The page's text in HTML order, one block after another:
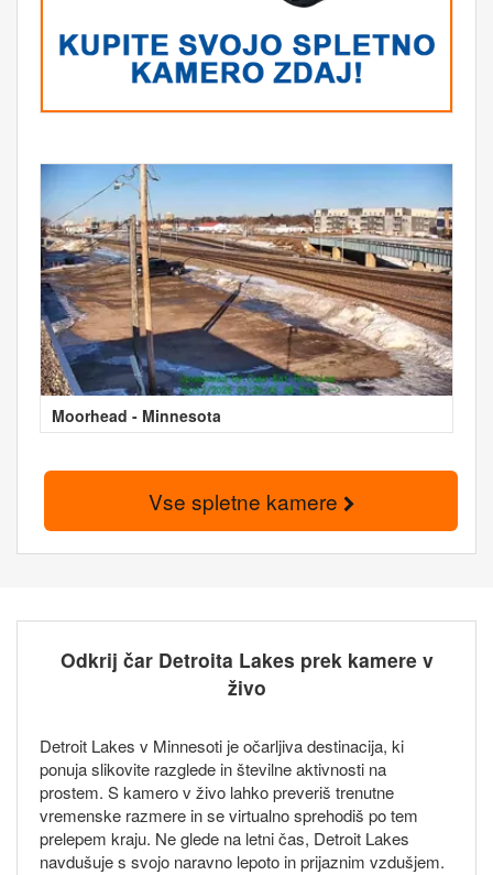
Moorhead - Minnesota
Vse spletne kamere
Odkrij čar Detroita Lakes prek kamere v
živo
Detroit Lakes v Minnesoti je očarljiva destinacija, ki
ponuja slikovite razglede in številne aktivnosti na
prostem. S kamero v živo lahko preveriš trenutne
vremenske razmere in se virtualno sprehodiš po tem
prelepem kraju. Ne glede na letni čas, Detroit Lakes
navdušuje s svojo naravno lepoto in prijaznim vzdušjem.